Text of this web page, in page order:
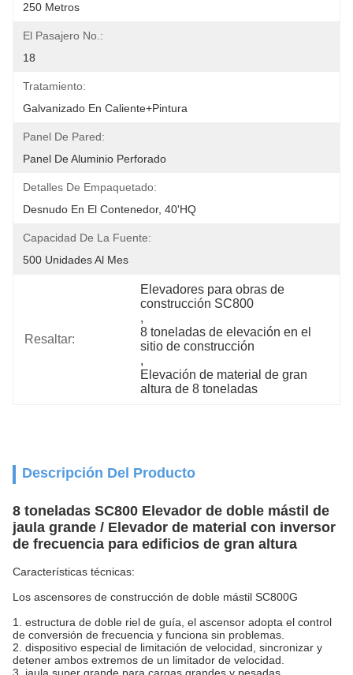
250 Metros
El Pasajero No.:
18
Tratamiento:
Galvanizado En Caliente+pintura
Panel De Pared:
Panel De Aluminio Perforado
Detalles De Empaquetado:
Desnudo En El Contenedor, 40'HQ
Capacidad De La Fuente:
500 Unidades Al Mes
Resaltar:
Elevadores para obras de
construcción SC800
,
8 toneladas de elevación en el
sitio de construcción
,
Elevación de material de gran
altura de 8 toneladas
Descripción Del Producto
8 toneladas SC800 Elevador de doble mástil de
jaula grande / Elevador de material con inversor
de frecuencia para edificios de gran altura
Características técnicas:
Los ascensores de construcción de doble mástil SC800G
1. estructura de doble riel de guía, el ascensor adopta el control
de conversión de frecuencia y funciona sin problemas.
2. dispositivo especial de limitación de velocidad, sincronizar y
detener ambos extremos de un limitador de velocidad.